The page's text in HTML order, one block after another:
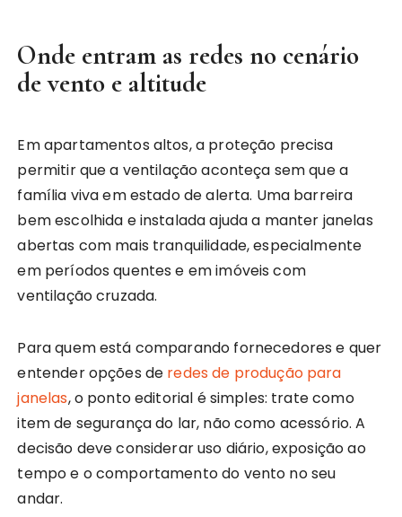
Onde entram as redes no cenário
de vento e altitude
Em apartamentos altos, a proteção precisa
permitir que a ventilação aconteça sem que a
família viva em estado de alerta. Uma barreira
bem escolhida e instalada ajuda a manter janelas
abertas com mais tranquilidade, especialmente
em períodos quentes e em imóveis com
ventilação cruzada.
Para quem está comparando fornecedores e quer
entender opções de redes de produção para
janelas, o ponto editorial é simples: trate como
item de segurança do lar, não como acessório. A
decisão deve considerar uso diário, exposição ao
tempo e o comportamento do vento no seu
andar.